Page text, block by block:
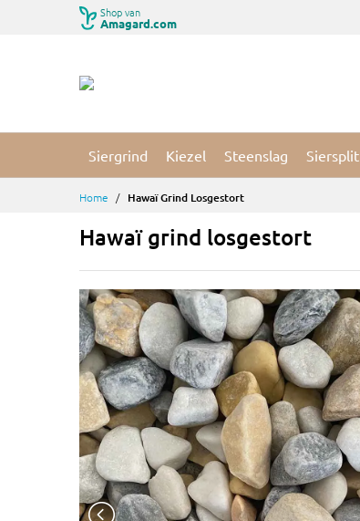
Shop van
Amagard.com
Siergrind Kiezel Steenslag Siersplit
Home Hawaï Grind Losgestort
Hawaï grind losgestort